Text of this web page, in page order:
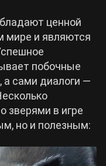
ценной
мире и являются
побочные
а сами диалоги —
зверями в игре
но и полезным: